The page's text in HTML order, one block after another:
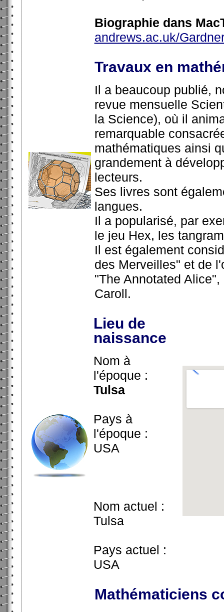
Biographie dans
andrews.ac.uk/
Travaux en
Il a beaucoup publié,
revue mensuelle
la Science), où il
remarquable
mathématiques ainsi
grandement à
lecteurs.
Ses livres sont
langues.
Il a popularisé, par
le jeu Hex, les
Il est également
des Merveilles" et de
"The Annotated
Caroll.
Lieu de
naissance
Nom à
l'époque :
Tulsa
Pays à
l'époque :
USA
Nom actuel :
Tulsa
Pays actuel :
USA
Mathématiciens